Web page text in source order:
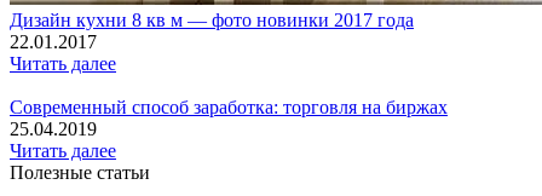
Дизайн кухни 8 кв м — фото новинки 2017 года
22.01.2017
Читать далее
Современный способ заработка: торговля на биржах
25.04.2019
Читать далее
Полезные статьи